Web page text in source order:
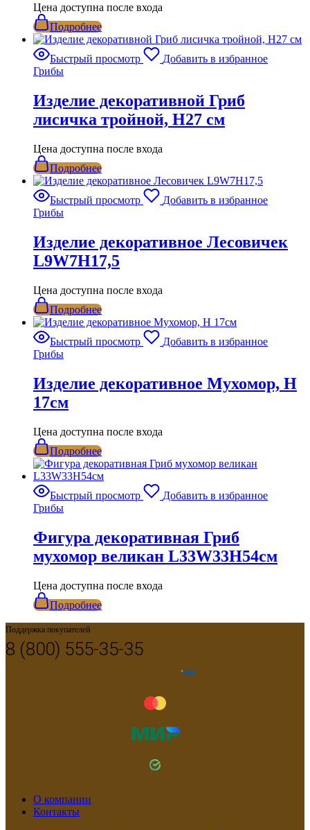
Цена доступна после входа
Подробнее
Быстрый просмотр
Добавить в избранное
Грибы
Изделие декоративной Гриб
лисичка тройной, Н27 см
Цена доступна после входа
Подробнее
Быстрый просмотр
Добавить в избранное
Грибы
Изделие декоративное Лесовичек
L9W7H17,5
Цена доступна после входа
Подробнее
Быстрый просмотр
Добавить в избранное
Грибы
Изделие декоративное Мухомор, H
17см
Цена доступна после входа
Подробнее
Быстрый просмотр
Добавить в избранное
Грибы
Фигура декоративная Гриб
мухомор великан L33W33H54см
Цена доступна после входа
Подробнее
Поддержка покупателей
8 (800) 555-35-35
О компании
Контакты